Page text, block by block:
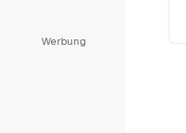
Werbung